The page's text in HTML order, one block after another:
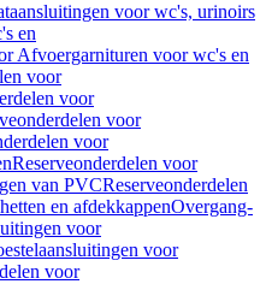
voor wc's, urinoirs
en
Afvoergarnituren voor wc's en
voor
voor
voor
voor
Reserveonderdelen voor
van PVCReserveonderdelen
en afdekkappenOvergang-
voor
voor
voor